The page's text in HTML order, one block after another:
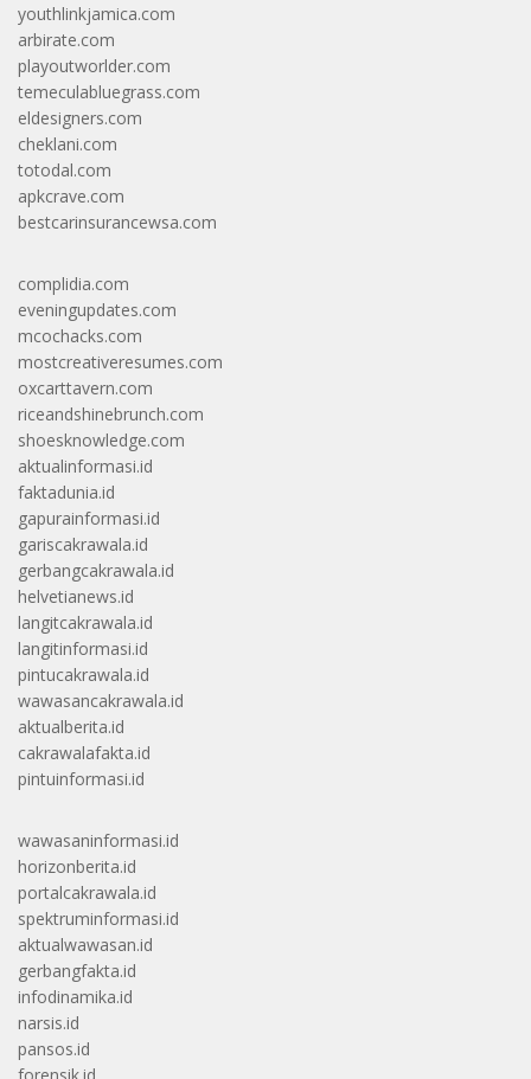
youthlinkjamica.com
arbirate.com
playoutworlder.com
temeculabluegrass.com
eldesigners.com
cheklani.com
totodal.com
apkcrave.com
bestcarinsurancewsa.com
complidia.com
eveningupdates.com
mcochacks.com
mostcreativeresumes.com
oxcarttavern.com
riceandshinebrunch.com
shoesknowledge.com
aktualinformasi.id
faktadunia.id
gapurainformasi.id
gariscakrawala.id
gerbangcakrawala.id
helvetianews.id
langitcakrawala.id
langitinformasi.id
pintucakrawala.id
wawasancakrawala.id
aktualberita.id
cakrawalafakta.id
pintuinformasi.id
wawasaninformasi.id
horizonberita.id
portalcakrawala.id
spektruminformasi.id
aktualwawasan.id
gerbangfakta.id
infodinamika.id
narsis.id
pansos.id